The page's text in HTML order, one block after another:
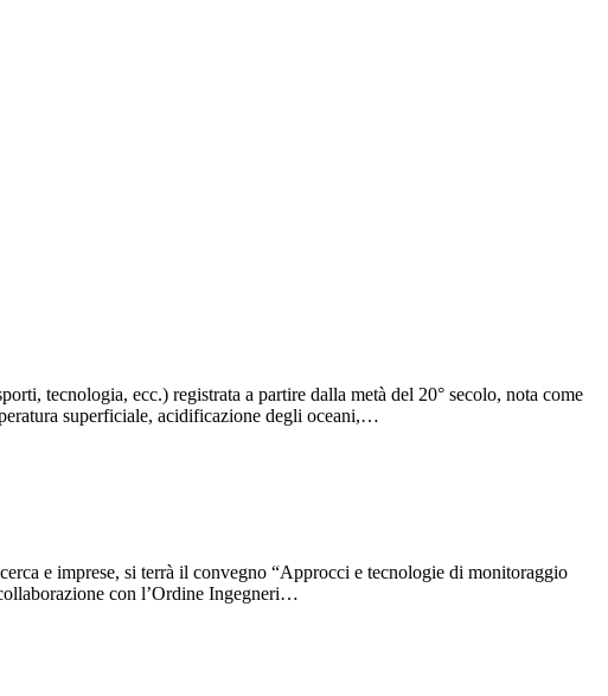
tecnologia, ecc.) registrata a partire dalla metà del 20° secolo, nota come
superficiale, acidificazione degli oceani,…
e imprese, si terrà il convegno “Approcci e tecnologie di monitoraggio
con l’Ordine Ingegneri…